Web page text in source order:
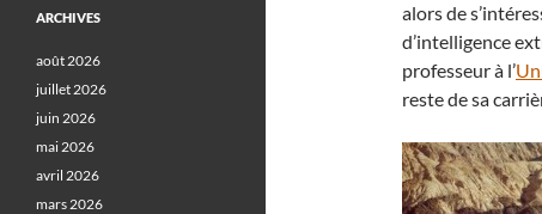
alors de
d’intelligence
professeur à l’
reste de sa
ARCHIVES
août 2026
juillet 2026
juin 2026
mai 2026
avril 2026
mars 2026